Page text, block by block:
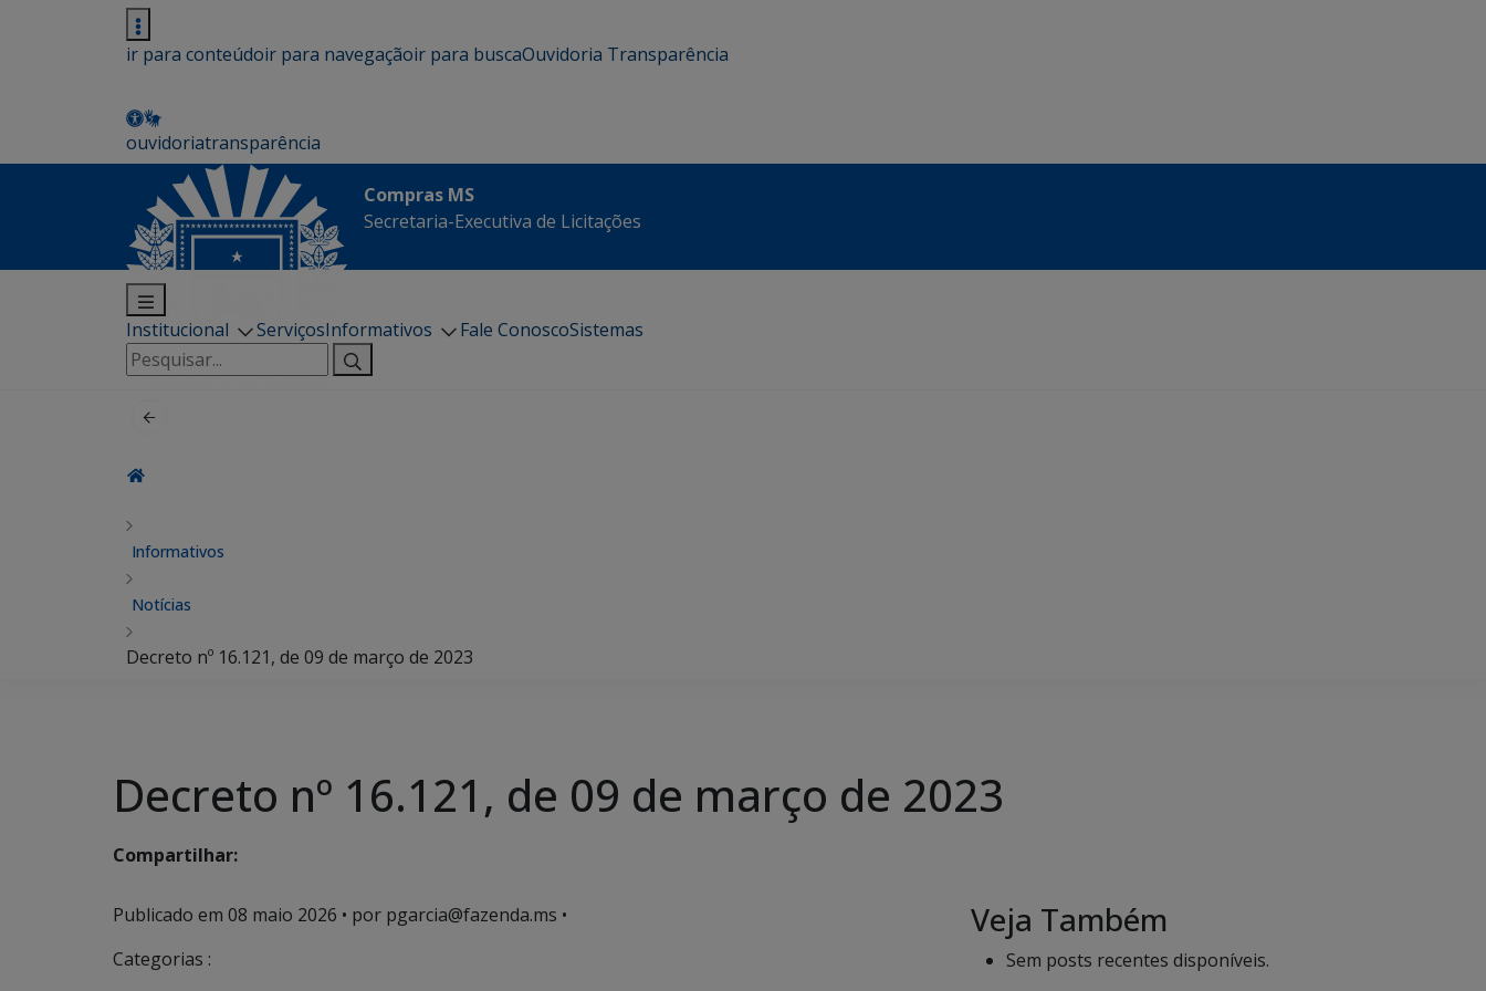
ir para conteúdoir para navegaçãoir para buscaOuvidoria Transparência
ouvidoriatransparência
Compras MS
Secretaria-Executiva de Licitações
Institucional ServiçosInformativos Fale ConoscoSistemas
Pesquisar
por:
Informativos
Notícias
Decreto nº 16.121, de 09 de março de 2023
Decreto nº 16.121, de 09 de março de 2023
Compartilhar:
Publicado em 08 maio 2026 • por pgarcia@fazenda.ms •
Categorias :
Veja Também
Sem posts recentes disponíveis.